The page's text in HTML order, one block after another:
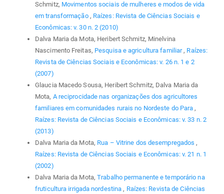
Schmitz, Movimentos sociais de mulheres e modos de vida
em transformação , Raízes: Revista de Ciências Sociais e
Econômicas: v. 30 n. 2 (2010)
Dalva Maria da Mota, Heribert Schmitz, Minelvina
Nascimento Freitas, Pesquisa e agricultura familiar, Raízes:
Revista de Ciências Sociais e Econômicas: v. 26 n. 1 e 2
(2007)
Glaucia Macedo Sousa, Heribert Schmitz, Dalva Maria da
Mota, A reciprocidade nas organizações dos agricultores
familiares em comunidades rurais no Nordeste do Para,
Raízes: Revista de Ciências Sociais e Econômicas: v. 33 n. 2
(2013)
Dalva Maria da Mota, Rua – Vitrine dos desempregados,
Raízes: Revista de Ciências Sociais e Econômicas: v. 21 n. 1
(2002)
Dalva Maria da Mota,Trabalho permanente e temporário na
fruticultura irrigada nordestina, Raízes: Revista de Ciências